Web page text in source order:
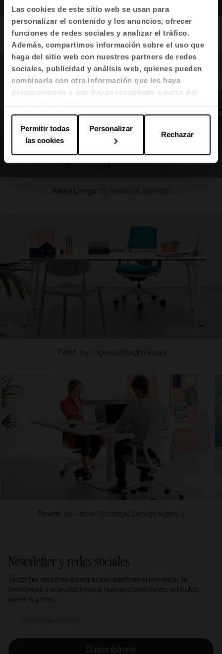
Las cookies de este sitio web se usan para
personalizar el contenido y los anuncios, ofrecer
funciones de redes sociales y analizar el tráfico.
Además, compartimos información sobre el uso que
haga del sitio web con nuestros partners de redes
sociales, publicidad y análisis web, quienes pueden
combinarla con otra información que les haya
proporcionado o que hayan recopilado a partir del
Permitir todas
las cookies
Personalizar
Rechazar
Prisma by Sylvain Carlet & Isern Serra
Mesa Longo by Ramos & Bassols
Twist by Frigerio Design Group
Power by Nacar Strategic Design Agency
Newsletter y redes sociales
Te contamos cómo los espacios redefinen el bienestar, la
creatividad y la productividad: nuevas colecciones, artículos,
eventos y más.
Suscribirme